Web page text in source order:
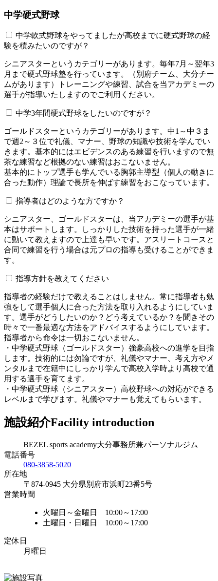
中学硬式野球
中学軟式野球をやってましたが高校までに硬式野球の経
験を積みたいのですが？
シニアスターというカテゴリーがあります。毎年7月～翌年3
月まで硬式野球塾を行っています。（別府チーム、大分チー
ムがあります）トレーニングや練習、試合を当アカデミーの
選手が指導いたしますのでご利用ください。
中学3年間硬式野球をしたいのですが？
ゴールドスターというカテゴリーがあります。中1～中３ま
で週2～３位で礼儀、マナー、野球の知識や技術を学んでい
きます。基本的にはエビデンスのある練習を行いますので無
茶な練習など根拠のない練習はおこないません。
基本的にトップ選手も学んでいる胸郭主導型（個人の動きに
合った動作）理論で長所を伸ばす練習をおこなっています。
指導者はどのような方ですか？
シニアスター、ゴールドスターは、当アカデミーの選手が基
本はサポートします。しっかりした技術を持った選手が一緒
に動いて教えますので上達も早いです。アスリートコースと
合同で練習を行う場合は元プロの指導も受けることができま
す。
指導方針を教えてください
指導者の経験だけで教えることはしません。常に指導者も勉
強をして選手個人に合った方法を取り入れるようにしていま
す。選手がどうしたいのか？どう考えているか？を聞きその
時々で一番最適な方法をアドバイスするようにしています。
指導者から命令は一切おこないません。
・中学硬式野球（ゴールドスター）強豪高校への進学を目指
します。技術的には勿論ですが、礼儀やマナー、考え方やメ
ンタルまで在籍中にしっかり学んで高校入学時より高校で通
用する選手を育てます。
・中学硬式野球（シニアスター）高校野球への対応ができる
レベルまで学びます。礼儀やマナーも覚えてもらいます。
施設紹介Facility introduction
BEZEL sports academy大分事務所兼パーソナルジム
電話番号
080-3858-5020
所在地
〒874-0945 大分県別府市浜町23番5号
営業時間
火曜日～金曜日 10:00～17:00
土曜日・日曜日 10:00～17:00
定休日
月曜日